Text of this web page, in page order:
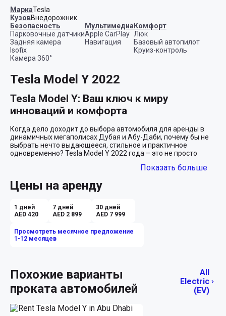
МаркаTesla
КузовВнедорожник
Безопасность
Парковочные датчики
Задняя камера
Isofix
Камера 360°
Мультимедиа
Apple CarPlay
Навигация
Комфорт
Люк
Базовый автопилот
Круиз-контроль
Tesla Model Y 2022
Tesla Model Y: Ваш ключ к миру
инноваций и комфорта
Когда дело доходит до выбора автомобиля для аренды в
динамичных мегаполисах Дубая и Абу-Даби, почему бы не
выбрать нечто выдающееся, стильное и практичное
одновременно? Tesla Model Y 2022 года – это не просто
будущего, где инновации встречаются с комфортом и
Удобство и вместительность для
городского ритма
заходя в свет и тень величественных небоскребов.
Белоснежный кузов Tesla Model Y, словно отражение небес,
продуманное для максимального удобства.
Салон Tesla Model Y предлагает простор и комфорт, который
С четырьмя удобными сидениями и продуманными
Показать больше
Цены на аренду
1 дней
AED 420
7 дней
AED 2 899
30 дней
AED 7 999
Просмотреть месячное предложение
1-12 месяцев
Похожие варианты
проката автомобилей
All
Electric
(EV)